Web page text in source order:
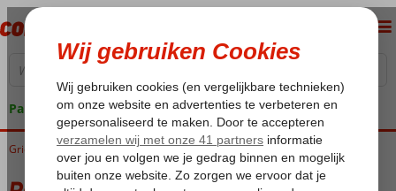
Pakketgarantie
Home
Griekenland Zakynthos Argassi Paradise Hotel